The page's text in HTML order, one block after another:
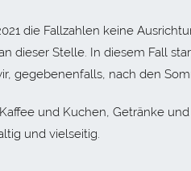
die Fallzahlen keine
dieser Stelle. In diesem Fall
gegebenenfalls, nach den
und Kuchen, Getränke
und vielseitig.